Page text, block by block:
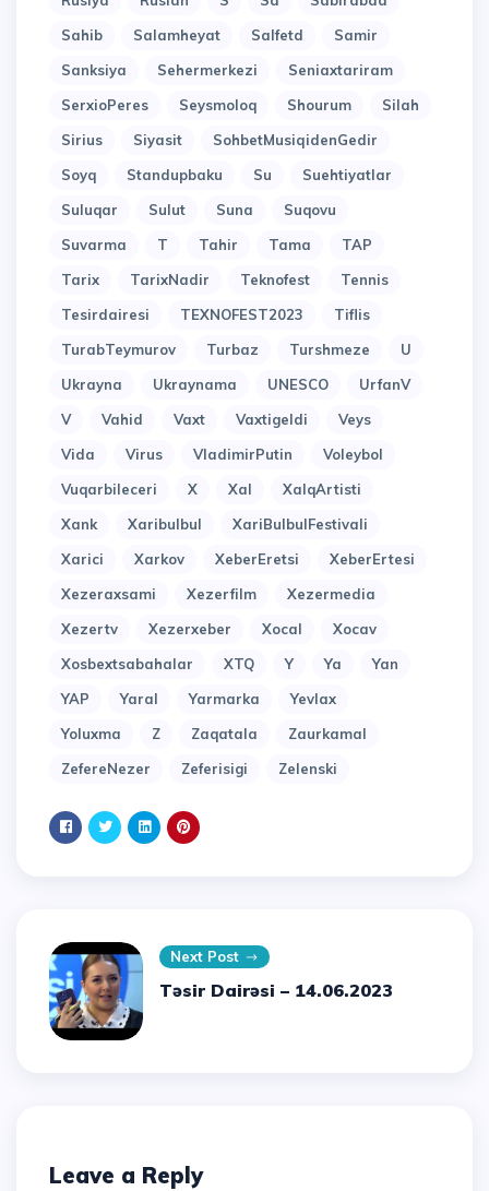
Sahib
Salamheyat Salfetd
Samir
Sanksiya
Sehermerkezi
Seniaxtariram
SerxioPeres
Seysmoloq Shourum
Silah
Sirius
Siyasit
SohbetMusiqidenGedir
Soyq
Standupbaku Su
Suehtiyatlar
Suluqar
Sulut Suna
Suqovu
Suvarma
T Tahir Tama
TAP
Tarix
TarixNadir Teknofest
Tennis
Tesirdairesi
TEXNOFEST2023
Tiflis
TurabTeymurov
Turbaz Turshmeze
U
Ukrayna
Ukraynama UNESCO
UrfanV
V
Vahid Vaxt Vaxtigeldi
Veys
Vida
Virus VladimirPutin
Voleybol
Vuqarbileceri
X Xal
XalqArtisti
Xank
Xaribulbul
XariBulbulFestivali
Xarici
Xarkov XeberEretsi
XeberErtesi
Xezeraxsami
Xezerfilm
Xezermedia
Xezertv
Xezerxeber Xocal
Xocav
Xosbextsabahalar
XTQ Y Ya
Yan
YAP
Yaral Yarmarka
Yevlax
Yoluxma
Z Zaqatala
Zaurkamal
ZefereNezer
Zeferisigi Zelenski
Next Post
Təsir Dairəsi – 14.06.2023
Leave a Reply